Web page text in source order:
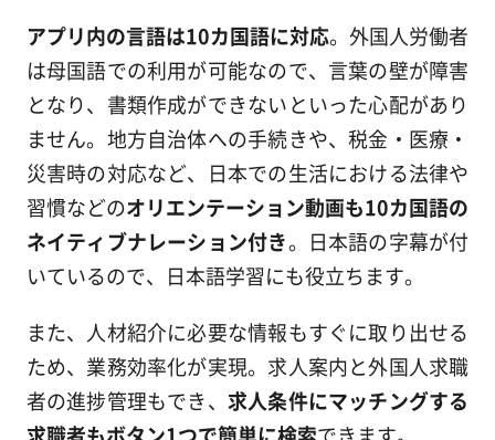
アプリ内の言語は10カ国語に対応。外国人労働者
は母国語での利用が可能なので、言葉の壁が障害
となり、書類作成ができないといった心配があり
ません。地方自治体への手続きや、税金・医療・
災害時の対応など、日本での生活における法律や
習慣などのオリエンテーション動画も10カ国語の
ネイティブナレーション付き。日本語の字幕が付
いているので、日本語学習にも役立ちます。
また、人材紹介に必要な情報もすぐに取り出せる
ため、業務効率化が実現。求人案内と外国人求職
者の進捗管理もでき、 求人条件にマッチングする